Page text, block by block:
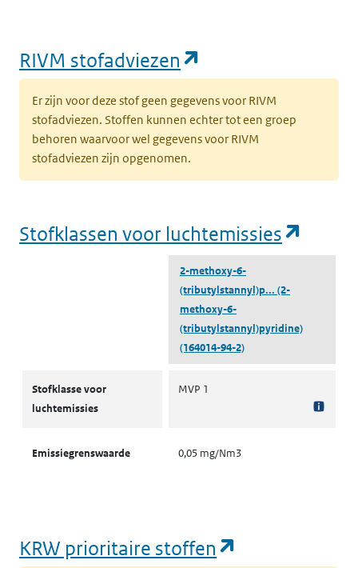
RIVM stofadviezen
Er zijn voor deze stof geen gegevens voor RIVM
stofadviezen. Stoffen kunnen echter tot een groep
behoren waarvoor wel gegevens voor RIVM
stofadviezen zijn opgenomen.
Stofklassen voor luchtemissies
2-methoxy-6-
(tributylstannyl)p... (2-
methoxy-6-
(tributylstannyl)pyridine)
(164014-94-2)
Stofklasse voor
luchtemissies
MVP 1
Emissiegrenswaarde 0,05 mg/Nm3
KRW prioritaire stoffen